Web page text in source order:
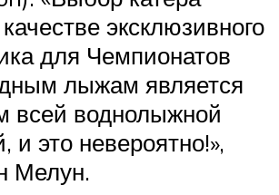
эксклюзивного
для Чемпионатов
лыжам является
всей воднолыжной
и это невероятно!»,
Мелун.